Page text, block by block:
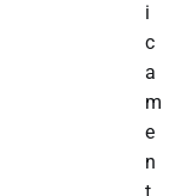
i
c
a
m
e
n